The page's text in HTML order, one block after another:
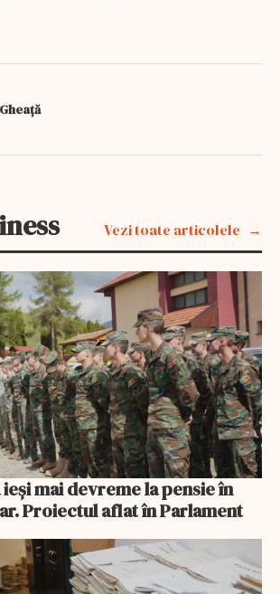
Vezi toate articolele
mai devreme la pensie în
Proiectul aflat în Parlament